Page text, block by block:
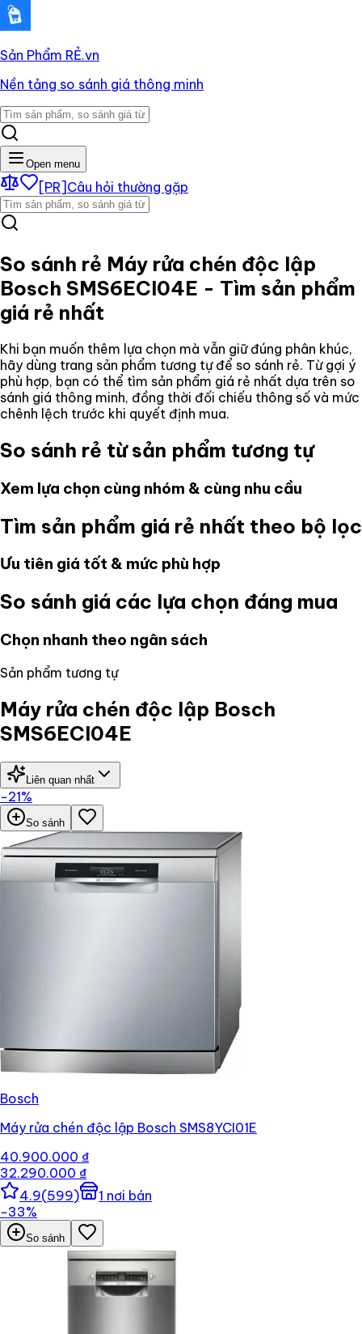
Sản Phẩm RẺ.vn
Nền tảng so sánh giá thông minh
Open menu
[PR] Câu hỏi thường gặp
So sánh rẻ Máy rửa chén độc lập
Bosch SMS6ECI04E - Tìm sản phẩm
giá rẻ nhất
Khi bạn muốn thêm lựa chọn mà vẫn giữ đúng phân khúc,
hãy dùng trang sản phẩm tương tự để so sánh rẻ. Từ gợi ý
phù hợp, bạn có thể tìm sản phẩm giá rẻ nhất dựa trên so
sánh giá thông minh, đồng thời đối chiếu thông số và mức
chênh lệch trước khi quyết định mua.
So sánh rẻ từ sản phẩm tương tự
Xem lựa chọn cùng nhóm & cùng nhu cầu
Tìm sản phẩm giá rẻ nhất theo bộ lọc
Ưu tiên giá tốt & mức phù hợp
So sánh giá các lựa chọn đáng mua
Chọn nhanh theo ngân sách
Sản phẩm tương tự
Máy rửa chén độc lập Bosch
SMS6ECI04E
Liên quan nhất
−21%
So sánh
Bosch
Máy rửa chén độc lập Bosch SMS8YCI01E
40.900.000 ₫
32.290.000 ₫
4.9(599) 1 nơi bán
−33%
So sánh